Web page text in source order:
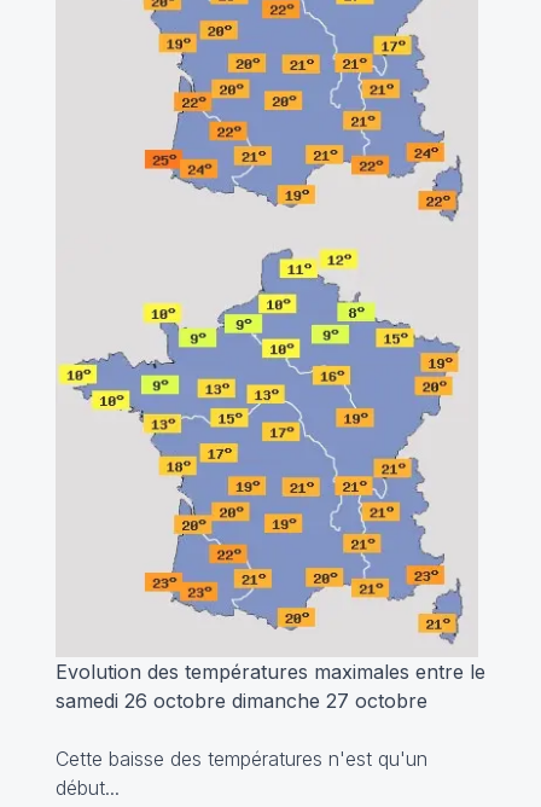
Evolution des températures maximales entre le
samedi 26 octobre dimanche 27 octobre
Cette baisse des températures n'est qu'un
début...